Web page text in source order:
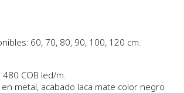
: 60, 70, 80, 90, 100, 120 cm.
COB led/m.
metal, acabado laca mate color negro